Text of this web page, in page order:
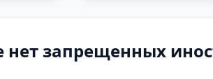
нет запрещенных